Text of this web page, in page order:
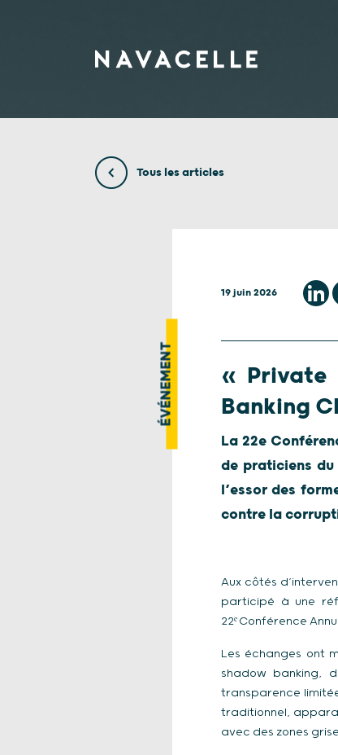
Tous les articles
ÉVÉNEMENT
19 juin 2026
« Private
Banking
La 22e
de praticiens du
l’essor des
contre la
Aux côtés
participé à une
22ᵉ Conférence
Les échanges ont
shadow banking,
transparence
traditionnel,
avec des zones